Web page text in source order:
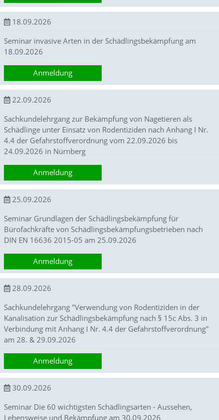
S
a
i
s
k
c
o
k
i
e
s
e
i
.
Statistik
(Optimierung
der
Inhalte)
W
i
r
u
z
e
n
f
n
k
t
o
n
18.09.2026
Seminar invasive Arten in der Schädlingsbekämpfung am
18.09.2026
Anmeldung
22.09.2026
Sachkundelehrgang zur Bekämpfung von Nagetieren als
Schädlinge unter Einsatz von Rodentiziden nach Anhang I Nr.
4.4 der Gefahrstoffverordnung vom 22.09.2026 bis
24.09.2026 in Nürnberg
Anmeldung
25.09.2026
Seminar Grundlagen der Schädlingsbekämpfung für
Bürofachkräfte von Schädlingsbekämpfungsbetrieben nach
DIN EN 16636 2015-05 am 25.09.2026
Anmeldung
28.09.2026
Sachkundelehrgang "Verwendung von Rodentiziden in der
Kanalisation zur Schädlingsbekämpfung nach § 15c Abs. 3 in
Verbindung mit Anhang I Nr. 4.4 der Gefahrstoffverordnung"
am 28. & 29.09.2026
Anmeldung
30.09.2026
Seminar Die 60 wichtigsten Schädlingsarten - Aussehen,
Lebensweise und Bekämpfung am 30.09.2026